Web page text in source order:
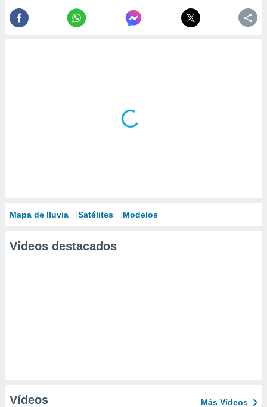
Mapa de lluvia Satélites Modelos
Videos destacados
Vídeos Más Vídeos